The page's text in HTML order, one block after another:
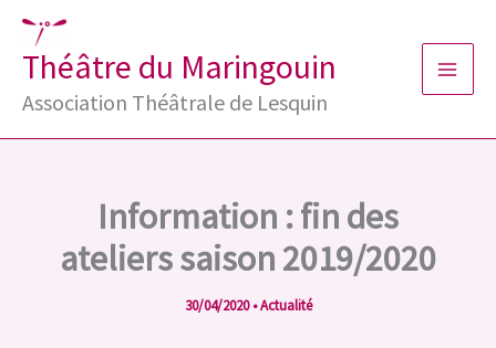
Aller
contenu
Théâtre du Maringouin
Association Théâtrale de Lesquin
Information : fin des
ateliers saison 2019/2020
30/04/2020•Actualité